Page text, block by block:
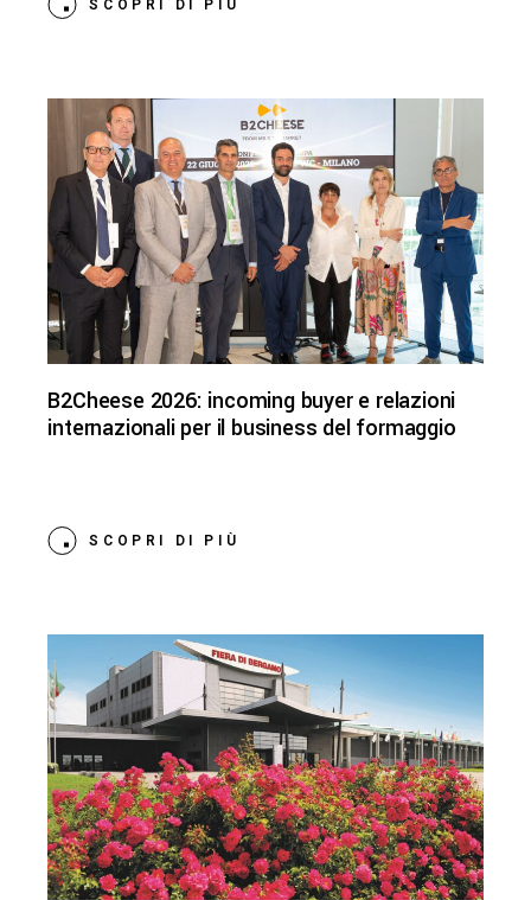
SCOPRI DI PIÙ
B2Cheese 2026: incoming buyer e relazioni
internazionali per il business del formaggio
SCOPRI DI PIÙ